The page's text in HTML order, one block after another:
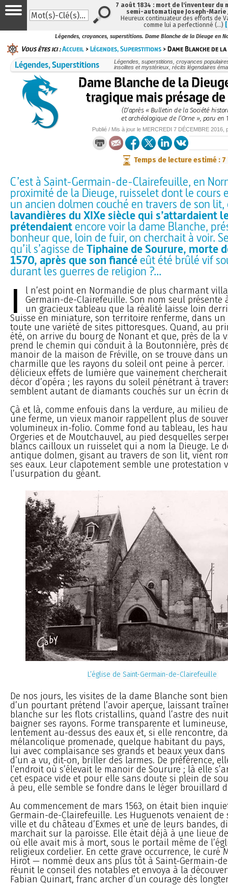
Légendes, croyances, superstitions. Dame Blanche de la Dieuge en
Vous êtes ici :Accueil >Légendes, Superstitions > Dame Blanche de
Légendes, Superstitions
Légendes, superstitions, croyances
insolites et mystérieux, récits légendaires
Dame Blanche de la
tragique mais présage
(D’après « Bulletin de la Société
et archéologique de l’Orne », paru en
Publié / Mis à jour le MERCREDI 7 DÉCEMBRE 2016
Temps de lecture estimé : 7
C’est à Saint-Germain-de-Clairefeuille, en
proximité de la Dieuge, ruisselet dont le cours
un ancien dolmen couché en travers de son lit,
lavandières du XIXe siècle qui s’attardaient
prétendaientencore voir la dame Blanche,
bonheur que, loin de fuir, on cherchait à voir.
qu’il s’agisse deTiphaine de Sourure, morte
1570, après que son fiancéeût été brûlé vif
durant les guerres de religion ?...
I
l n’est point en Normandie de plus charmant
Germain-de-Clairefeuille. Son nom seul présente
un gracieux tableau que la réalité laisse loin
Suisse en miniature, son territoire renferme, dans
toute une variété de sites pittoresques. Quand, au
été, on arrive du bourg de Nonant et que, près de la
prend le chemin qui conduit à la Boutonnière, près
manoir de la maison de Fréville, on se trouve dans
charmille que les rayons du soleil ont peine à percer.
délicieux effets de lumière que vainement
décor d’opéra ; les rayons du soleil pénétrant à
semblent autant de diamants couchés sur un écrin
Çà et là, comme enfouis dans la verdure, au milieu
une ferme, un vieux manoir rappellent plus de
volumineux in-folio. Comme fond au tableau, les
Orgeries et de Moutchauvel, au pied desquelles
blancs cailloux un ruisselet qui a nom la Dieuge. Le
antique dolmen, gisant au travers de son lit, vient
ses eaux. Leur clapotement semble une protestation
l’usurpation du géant.
L’église de Saint-Germain-de-Clairefeuille
De nos jours, les visites de la dame Blanche sont
d’un pourtant prétend l’avoir aperçue, laissant
blanche sur les flots cristallins, quand l’astre des
baigner ses rayons. Forme transparente et
lentement au-dessus des eaux et, si elle rencontre,
mélancolique promenade, quelque habitant du
lui avec complaisance ses grands et beaux yeux
d’un a vu, dit-on, briller des larmes. De préférence,
l’endroit où s’élevait le manoir de Sourure ; là elle
cet espace vide et pour elle sans doute si plein de
à peu, elle semble se fondre dans le léger brouillard
Au commencement de mars 1563, on était bien
Germain-de-Clairefeuille. Les Huguenots venaient de
ville et du château d’Exmes et une de leurs bandes,
marchait sur la paroisse. Elle était déjà à une lieue
où elle avait mis à mort, sous le portail même de
religieux cordelier. En cette grave occurrence, le curé
Hirot — nommé deux ans plus tôt à Saint-Germain-
réunit le conseil des notables et envoya à la
Fabian Quinart, franc archer d’un courage dès
7 août 1834 : mort de l'inventeur du
semi-automatique Joseph-Marie
Heureux continuateur des efforts de
comme lui a perfectionné (…)